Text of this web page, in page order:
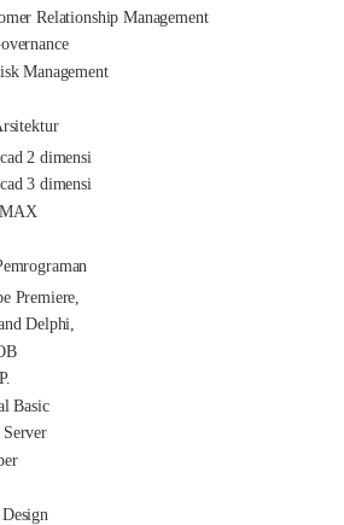
Relationship Management
Management
2 dimensi
3 dimensi
Premiere,
Delphi,
Basic